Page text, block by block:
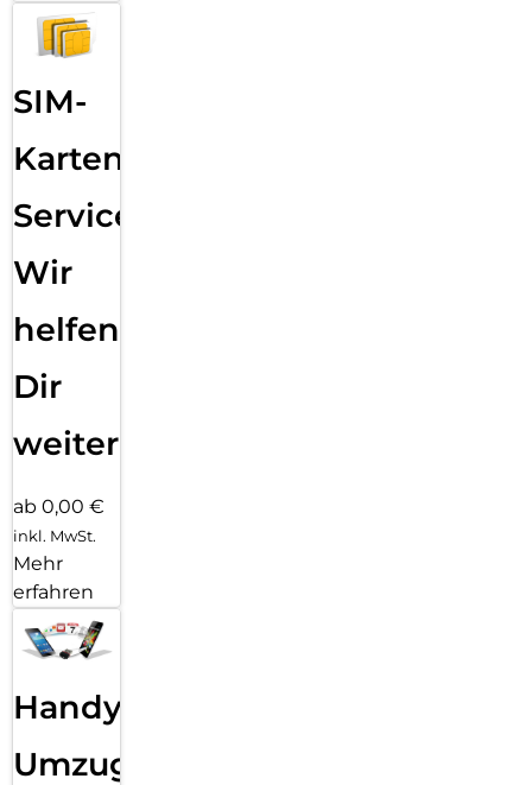
SIM-
Karten
Service:
Wir
helfen
Dir
weiter
ab 0,00 €
inkl. MwSt.
Mehr
erfahren
Handy
Umzug